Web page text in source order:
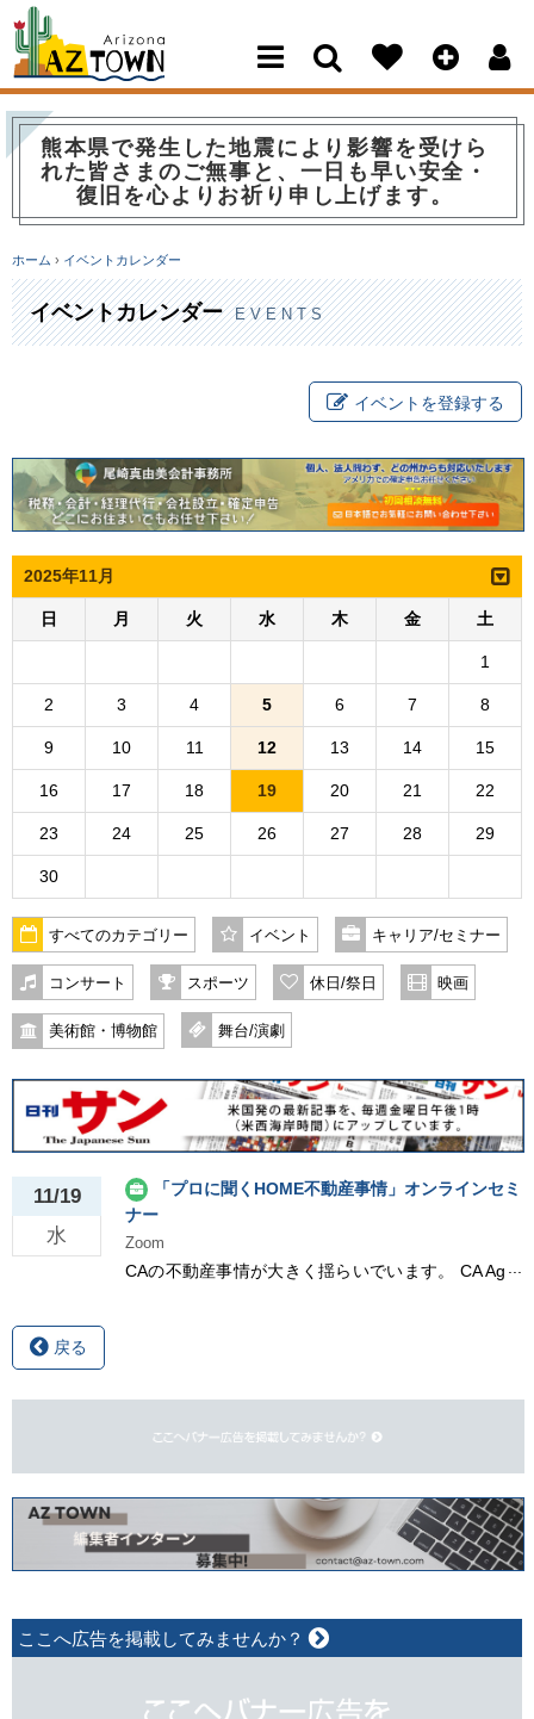
熊本県で発生した地震により影響を受けら
れた皆さまのご無事と、一日も早い安全・
復旧を心よりお祈り申し上げます。
ホーム › イベントカレンダー
イベントカレンダー EVENTS
イベントを登録する
2025年11月
日 月 火 水 木 金 土
1
2 3 4 5 6 7 8
9 10 11 12 13 14 15
16 17 18 19 20 21 22
23 24 25 26 27 28 29
30
すべてのカテゴリー イベント キャリア/セミナー
コンサート スポーツ 休日/祭日 映画
美術館・博物館 舞台/演劇
11/19
水
「プロに聞くHOME不動産事情」オンラインセミ
ナー
Zoom
CAの不動産事情が大きく揺らいでいます。 CA Ag
戻る
ここへ広告を掲載してみませんか？